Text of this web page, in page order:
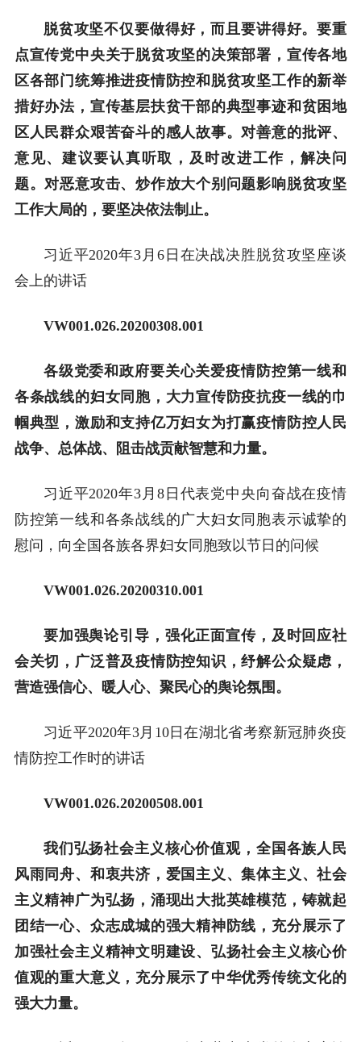
脱贫攻坚不仅要做得好，而且要讲得好。要重
点宣传党中央关于脱贫攻坚的决策部署，宣传各地
区各部门统筹推进疫情防控和脱贫攻坚工作的新举
措好办法，宣传基层扶贫干部的典型事迹和贫困地
区人民群众艰苦奋斗的感人故事。对善意的批评、
意见、建议要认真听取，及时改进工作，解决问
题。对恶意攻击、炒作放大个别问题影响脱贫攻坚
工作大局的，要坚决依法制止。
习近平2020年3月6日在决战决胜脱贫攻坚座谈
会上的讲话
VW001.026.20200308.001
各级党委和政府要关心关爱疫情防控第一线和
各条战线的妇女同胞，大力宣传防疫抗疫一线的巾
帼典型，激励和支持亿万妇女为打赢疫情防控人民
战争、总体战、阻击战贡献智慧和力量。
习近平2020年3月8日代表党中央向奋战在疫情
防控第一线和各条战线的广大妇女同胞表示诚挚的
慰问，向全国各族各界妇女同胞致以节日的问候
VW001.026.20200310.001
要加强舆论引导，强化正面宣传，及时回应社
会关切，广泛普及疫情防控知识，纾解公众疑虑，
营造强信心、暖人心、聚民心的舆论氛围。
习近平2020年3月10日在湖北省考察新冠肺炎疫
情防控工作时的讲话
VW001.026.20200508.001
我们弘扬社会主义核心价值观，全国各族人民
风雨同舟、和衷共济，爱国主义、集体主义、社会
主义精神广为弘扬，涌现出大批英雄模范，铸就起
团结一心、众志成城的强大精神防线，充分展示了
加强社会主义精神文明建设、弘扬社会主义核心价
值观的重大意义，充分展示了中华优秀传统文化的
强大力量。